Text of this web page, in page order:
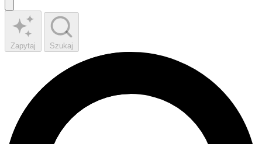
Zapytaj Szukaj